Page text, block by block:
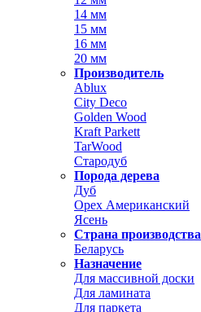
14 мм
15 мм
16 мм
20 мм
Производитель
Ablux
City Deco
Golden Wood
Kraft Parkett
TarWood
Стародуб
Порода дерева
Дуб
Орех Американский
Ясень
Страна производства
Беларусь
Назначение
Для массивной доски
Для ламината
Для паркета